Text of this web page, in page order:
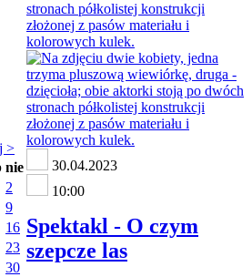
>
nie
2
9
16
23
30
30.04.2023
10:00
Spektakl - O czym
szepcze las